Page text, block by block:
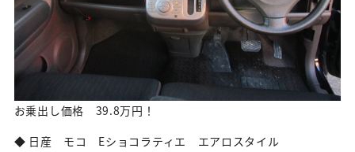
お乗出し価格 39.8万円！
◆ 日産 モコ Eショコラティエ エアロスタイル